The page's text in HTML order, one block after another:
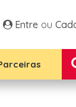
Entre